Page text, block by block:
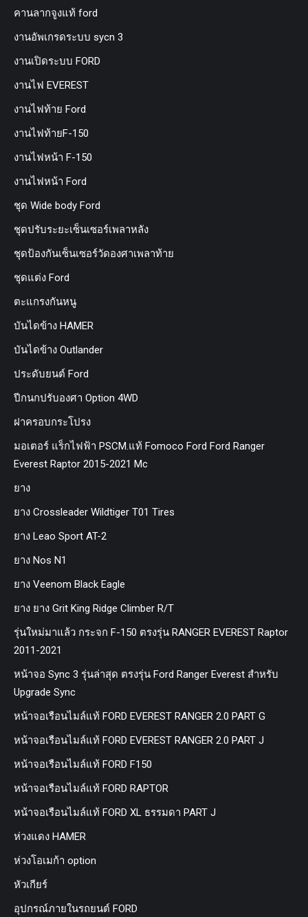
คานลากจูงแท้ ford
งานอัพเกรดระบบ sycn 3
งานเปิดระบบ FORD
งานไฟ EVEREST
งานไฟท้าย Ford
งานไฟท้ายF-150
งานไฟหน้า F-150
งานไฟหน้า Ford
ชุด Wide body Ford
ชุดปรับระยะเซ็นเซอร์เพลาหลัง
ชุดป้องกันเซ็นเซอร์วัดองศาเพลาท้าย
ชุดแต่ง Ford
ตะแกรงกันหนู
บันไดข้าง HAMER
บันไดข้าง Outlander
ประดับยนต์ Ford
ปีกนกปรับองศา Option 4WD
ฝาครอบกระโปรง
มอเตอร์ แร็กไฟฟ้า PSCM.แท้ Fomoco Ford Ford Ranger
Everest Raptor 2015-2021 Mc
ยาง
ยาง Crossleader Wildtiger T01 Tires
ยาง Leao Sport AT-2
ยาง Nos N1
ยาง Veenom Black Eagle
ยาง ยาง Grit King Ridge Climber R/T
รุ่นใหม่มาแล้ว กระจก F-150 ตรงรุ่น RANGER EVEREST Raptor
2011-2021
หน้าจอ Sync 3 รุ่นล่าสุด ตรงรุ่น Ford Ranger Everest สำหรับ
Upgrade Sync
หน้าจอเรือนไมล์แท้ FORD EVEREST RANGER 2.0 PART G
หน้าจอเรือนไมล์แท้ FORD EVEREST RANGER 2.0 PART J
หน้าจอเรือนไมล์แท้ FORD F150
หน้าจอเรือนไมล์แท้ FORD RAPTOR
หน้าจอเรือนไมล์แท้ FORD XL ธรรมดา PART J
ห่วงแดง HAMER
ห่วงโอเมก้า option
หัวเกียร์
อุปกรณ์ภายในรถยนต์ FORD